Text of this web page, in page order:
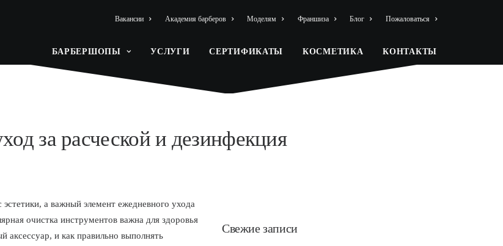
Вакансии Академия барберов Моделям Франшиза Блог Пожаловаться
БАРБЕРШОПЫ УСЛУГИ СЕРТИФИКАТЫ КОСМЕТИКА КОНТАКТЫ
за расческой и дезинфекция
а важный элемент ежедневного ухода
очистка инструментов важна для здоровья
аксессуар, и как правильно выполнять
Свежие записи